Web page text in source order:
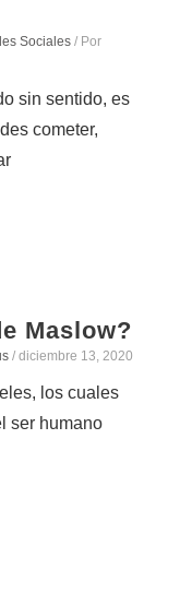
Sociales / Por
sin sentido, es
cometer,
Maslow?
/ diciembre 13, 2020
los cuales
ser humano